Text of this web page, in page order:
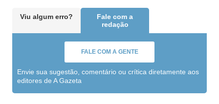
Viu algum erro?
Fale com a
redação
FALE COM A GENTE
Envie sua sugestão, comentário ou crítica diretamente aos
editores de A Gazeta